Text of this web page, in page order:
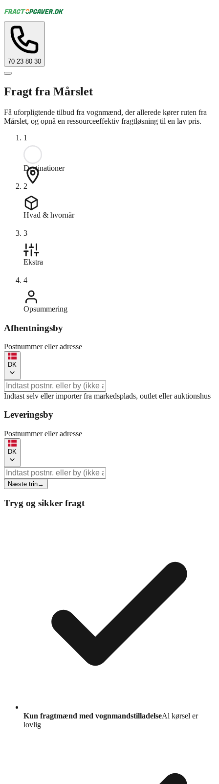
70 23 80 30
Fragt fra Mårslet
Få uforpligtende tilbud fra vognmænd, der allerede kører ruten fra
Mårslet, og opnå en ressourceeffektiv fragtløsning til en lav pris.
1
Destinationer
2
Hvad & hvornår
3
Ekstra
4
Opsummering
Afhentningsby
Postnummer eller adresse
DK
Indtast selv eller importer fra markedsplads, outlet eller auktionshus
Leveringsby
Postnummer eller adresse
DK
Næste trin→
Tryg og sikker fragt
Kun fragtmænd med vognmandstilladelseAl kørsel er
lovlig